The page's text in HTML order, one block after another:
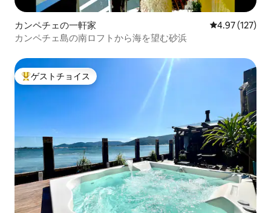
カンペチェの一軒家 レビュー127
4.97 (127)
カンペチェ島の南ロフトから海を望む砂浜
大好評のゲストチョイスです。
ゲストチョイス